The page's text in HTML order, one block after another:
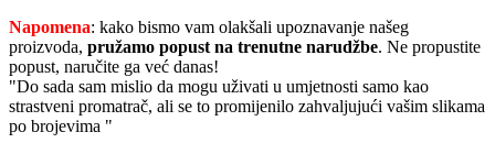
Napomena: kako bismo vam olakšali upoznavanje našeg
proizvoda, pružamo popust na trenutne narudžbe. Ne propustite
popust, naručite ga već danas!
"Do sada sam mislio da mogu uživati u umjetnosti samo kao
strastveni promatrač, ali se to promijenilo zahvaljujući vašim slikama
po brojevima "